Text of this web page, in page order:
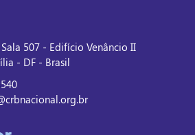
507 - Edifício Venâncio II
- DF - Brasil